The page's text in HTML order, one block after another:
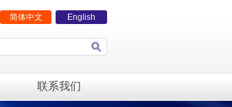
简体中文 English
联系我们